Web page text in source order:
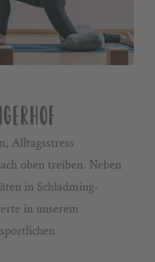
Alltagsstress
oben treiben. Neben
in Schladming-
in unserem